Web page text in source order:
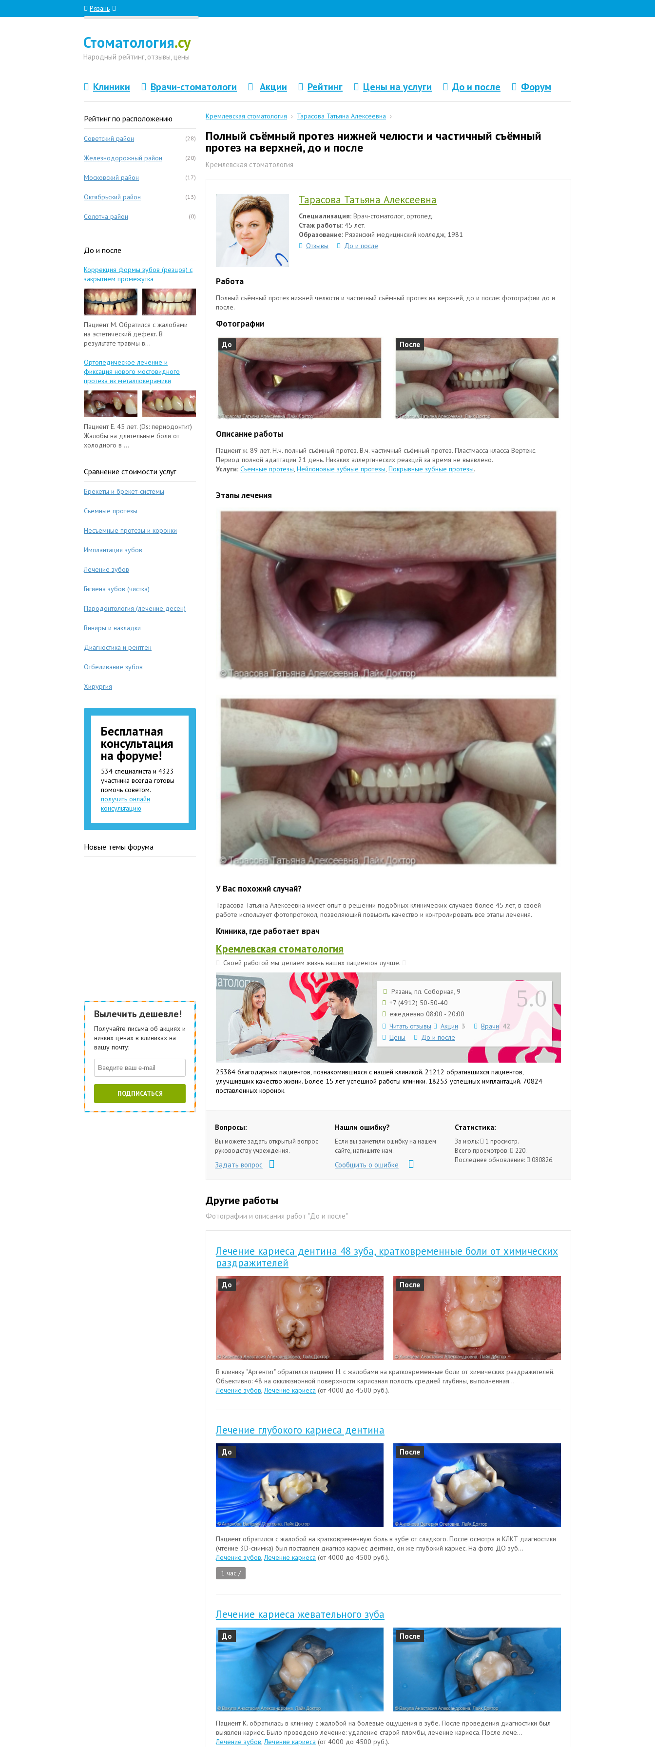
Рязань
Стоматология.су
Народный рейтинг, отзывы, цены
Клиники Врачи-стоматологи Акции Рейтинг Цены на услуги До и после Форум
Кремлевская стоматология › Тарасова Татьяна Алексеевна ›
Полный съёмный протез нижней челюсти и частичный съёмный
протез на верхней, до и после
Кремлевская стоматология
Тарасова Татьяна Алексеевна
Специализация: Врач-стоматолог, ортопед.
Стаж работы: 45 лет.
Образование: Рязанский медицинский колледж, 1981
Отзывы
До и после
Работа
Полный съёмный протез нижней челюсти и частичный съёмный протез на верхней, до и после: фотографии до и
после.
Фотографии
До После
Описание работы
Пациент ж. 89 лет. Н.ч. полный съёмный протез. В.ч. частичный съёмный протез. Пластмасса класса Вертекс.
Период полной адаптации 21 день. Никаких аллергических реакций за время не выявлено.
Услуги: Съемные протезы, Нейлоновые зубные протезы, Покрывные зубные протезы.
Этапы лечения
У Вас похожий случай?
Тарасова Татьяна Алексеевна имеет опыт в решении подобных клинических случаев более 45 лет, в своей
работе использует фотопротокол, позволяющий повысить качество и контролировать все этапы лечения.
Клиника, где работает врач
Кремлевская стоматология
Своей работой мы делаем жизнь наших пациентов лучше.
5.0
Рязань, пл. Соборная, 9
+7 (4912) 50-50-40
ежедневно 08:00 - 20:00
Читать отзывы
Акции 3 Врачи 42
Цены
До и после
25384 благодарных пациентов, познакомившихся с нашей клиникой. 21212 обратившихся пациентов,
улучшивших качество жизни. Более 15 лет успешной работы клиники. 18253 успешных имплантаций. 70824
поставленных коронок.
Вопросы:
Вы можете задать открытый вопрос
руководству учреждения.
Задать вопрос
Нашли ошибку?
Если вы заметили ошибку на нашем
сайте, напишите нам.
Сообщить о ошибке
Статистика:
За июль:
1 просмотр.
Всего просмотров:
220.
Последнее обновление:
080826.
Другие работы
Фотографии и описания работ "До и после"
Лечение кариеса дентина 48 зуба, кратковременные боли от химических
раздражителей
До После
В клинику "Аргентит" обратился пациент Н. с жалобами на кратковременные боли от химических раздражителей.
Объективно: 48 на окклюзионной поверхности кариозная полость средней глубины, выполненная...
Лечение зубов,Лечение кариеса (от 4000 до 4500 руб.).
Лечение глубокого кариеса дентина
До После
Пациент обратился с жалобой на кратковременную боль в зубе от сладкого. После осмотра и КЛКТ диагностики
(чтение 3D-снимка) был поставлен диагноз кариес дентина, он же глубокий кариес. На фото ДО зуб...
Лечение зубов,Лечение кариеса (от 4000 до 4500 руб.).
1 час /
Лечение кариеса жевательного зуба
До После
Пациент К. обратилась в клинику с жалобой на болевые ощущения в зубе. После проведения диагностики был
выявлен кариес. Было проведено лечение: удаление старой пломбы, лечение кариеса. После лече...
Лечение зубов,Лечение кариеса (от 4000 до 4500 руб.).
Рейтинг по расположению
(28)
Советский район
(20)
Железнодорожный район
(17)
Московский район
(13)
Октябрьский район
(0)
Солотча район
До и после
Коррекция формы зубов (резцов) с
закрытием промежутка
Пациент М. Обратился с жалобами
на эстетический дефект. В
результате травмы в...
Ортопедическое лечение и
фиксация нового мостовидного
протеза из металлокерамики
Пациент Е. 45 лет. (Ds: периодонтит)
Жалобы на длительные боли от
холодного в ...
Сравнение стоимости услуг
Брекеты и брекет-системы
Съемные протезы
Несъемные протезы и коронки
Имплантация зубов
Лечение зубов
Гигиена зубов (чистка)
Пародонтология (лечение десен)
Виниры и накладки
Диагностика и рентген
Отбеливание зубов
Хирургия
Бесплатная
консультация
на форуме!
534 специалиста и 4323
участника всегда готовы
помочь советом.
получить онлайн
консультацию
Новые темы форума
Вылечить дешевле!
Получайте письма об акциях и
низких ценах в клиниках на
вашу почту:
ПОДПИСАТЬСЯ